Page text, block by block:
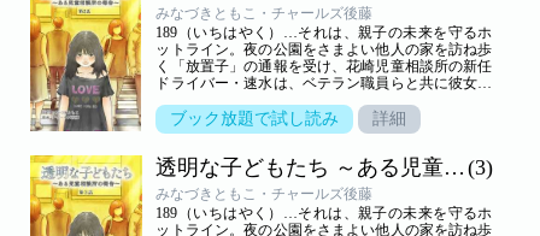
みなづきともこ・チャールズ後藤
189（いちはやく）…それは、親子の未来を守るホ
ットライン。夜の公園をさまよい他人の家を訪ね歩
く「放置子」の通報を受け、花崎児童相談所の新任
ドライバー・速水は、ベテラン職員らと共に彼女の
が、その裏で彼女が漏らした「赤ちゃんなんか生ま
れなければいいのに」という言葉には、底知れぬ孤
どもたち」の実態と、葛藤しながらも子供たちのた
めに奔走する職員たちの姿を描くヒューマンドラ
マ。
ブック放題で試し読み 詳細
透明な子どもたち ～ある児童相談所の報告～ (3)
みなづきともこ・チャールズ後藤
189（いちはやく）…それは、親子の未来を守るホ
ットライン。夜の公園をさまよい他人の家を訪ね歩